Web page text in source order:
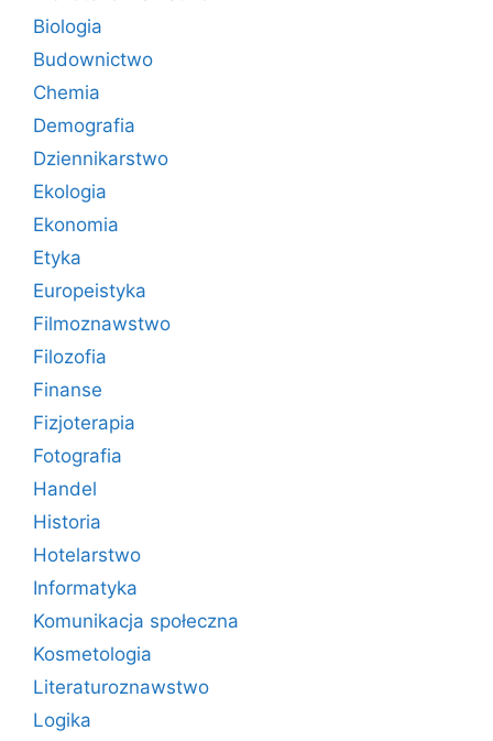
Biologia
Budownictwo
Chemia
Demografia
Dziennikarstwo
Ekologia
Ekonomia
Etyka
Europeistyka
Filmoznawstwo
Filozofia
Finanse
Fizjoterapia
Fotografia
Handel
Historia
Hotelarstwo
Informatyka
Komunikacja społeczna
Kosmetologia
Literaturoznawstwo
Logika